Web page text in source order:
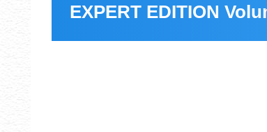
EXPERT EDITION